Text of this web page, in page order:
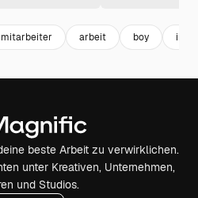
mitarbeiter arbeit boy
beste Arbeit zu verwirklichen.
unter Kreativen, Unternehmen,
und Studios.